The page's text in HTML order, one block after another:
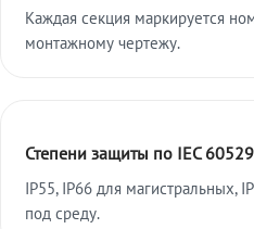
Каждая секция маркируется
монтажному чертежу.
Степени защиты по IEC 60529
IP55, IP66 для магистральных,
под среду.